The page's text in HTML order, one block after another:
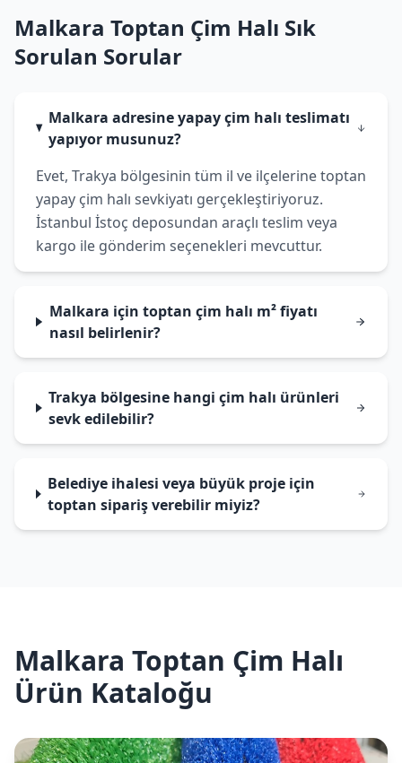
Malkara Toptan Çim Halı Sık
Sorulan Sorular
Malkara adresine yapay çim halı teslimatı
yapıyor musunuz?
Evet, Trakya bölgesinin tüm il ve ilçelerine toptan
yapay çim halı sevkiyatı gerçekleştiriyoruz.
İstanbul İstoç deposundan araçlı teslim veya
kargo ile gönderim seçenekleri mevcuttur.
Malkara için toptan çim halı m² fiyatı
nasıl belirlenir?
Trakya bölgesine hangi çim halı ürünleri
sevk edilebilir?
Belediye ihalesi veya büyük proje için
toptan sipariş verebilir miyiz?
Malkara Toptan Çim Halı
Ürün Kataloğu